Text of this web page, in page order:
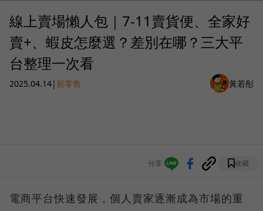
線上賣場懶人包｜7-11賣貨便、全家好
賣+、蝦皮怎麼選？差別在哪？三大平
台整理一次看
2025.04.14| 新零售 黃若彤
分享 收藏
電商平台快速發展，個人賣家逐漸成為市場的重